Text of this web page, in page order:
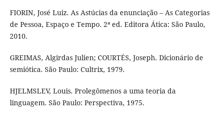
FIORIN, José Luiz. As Astúcias da enunciação – As Categorias
de Pessoa, Espaço e Tempo. 2ª ed. Editora Ática: São Paulo,
2010.
GREIMAS, Algirdas Julien; COURTÉS, Joseph. Dicionário de
semiótica. São Paulo: Cultrix, 1979.
HJELMSLEV, Louis. Prolegômenos a uma teoria da
linguagem. São Paulo: Perspectiva, 1975.